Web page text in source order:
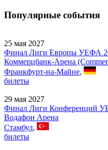
Популярные события
25 мая 2027
Финал Лиги Европы УЕФА
Коммерцбанк-Арена
Франкфурт-на-Майне,
билеты
29 мая 2027
Финал Лиги Конференций
Водафон Арена
Стамбул,
билеты